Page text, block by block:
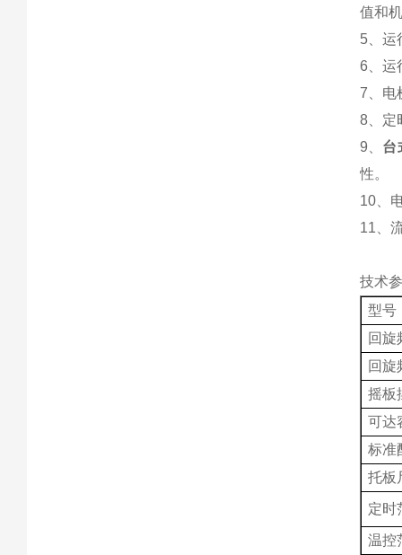
值和
5、运
6、运
7、电
8、定
9、 台
性。
10、
11、
技术
型号
回旋
回旋
摇板
可达
标准
托板
定时
温控